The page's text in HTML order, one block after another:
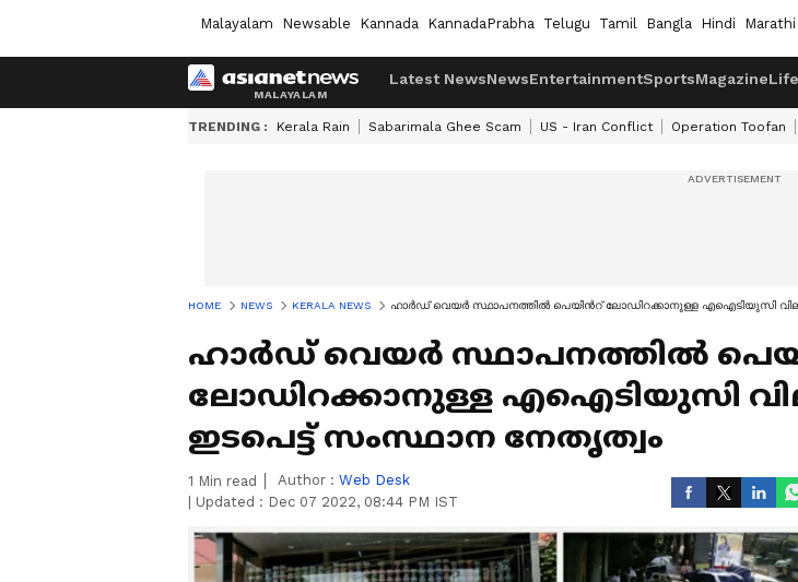
Malayalam Newsable Kannada KannadaPrabha Telugu Tamil Bangla Hindi Marathi
Latest NewsNewsEntertainmentSportsMagazineLife
TRENDING : Kerala Rain Sabarimala Ghee Scam US - Iran Conflict Operation Toofan
HOME NEWS KERALA NEWS ഹാർ‍ഡ് വെയർ സ്ഥാപനത്തിൽ പെയിന്‍റ് ലോഡിറക്കാനുള്ള എഐടിയുസി
ഹാർ‍ഡ് വെയർ സ്ഥാപനത്തിൽ
ലോഡിറക്കാനുള്ള എഐടിയുസി
ഇടപെട്ട് സംസ്ഥാന നേതൃത്വം
1 Min read Author : Web Desk
Updated : Dec 07 2022, 08:44 PM IST